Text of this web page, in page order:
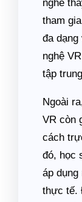
nghe
tham
đa dạng
nghệ
tập
Ngoài
VR còn
cách
đó, học
áp
thực tế.